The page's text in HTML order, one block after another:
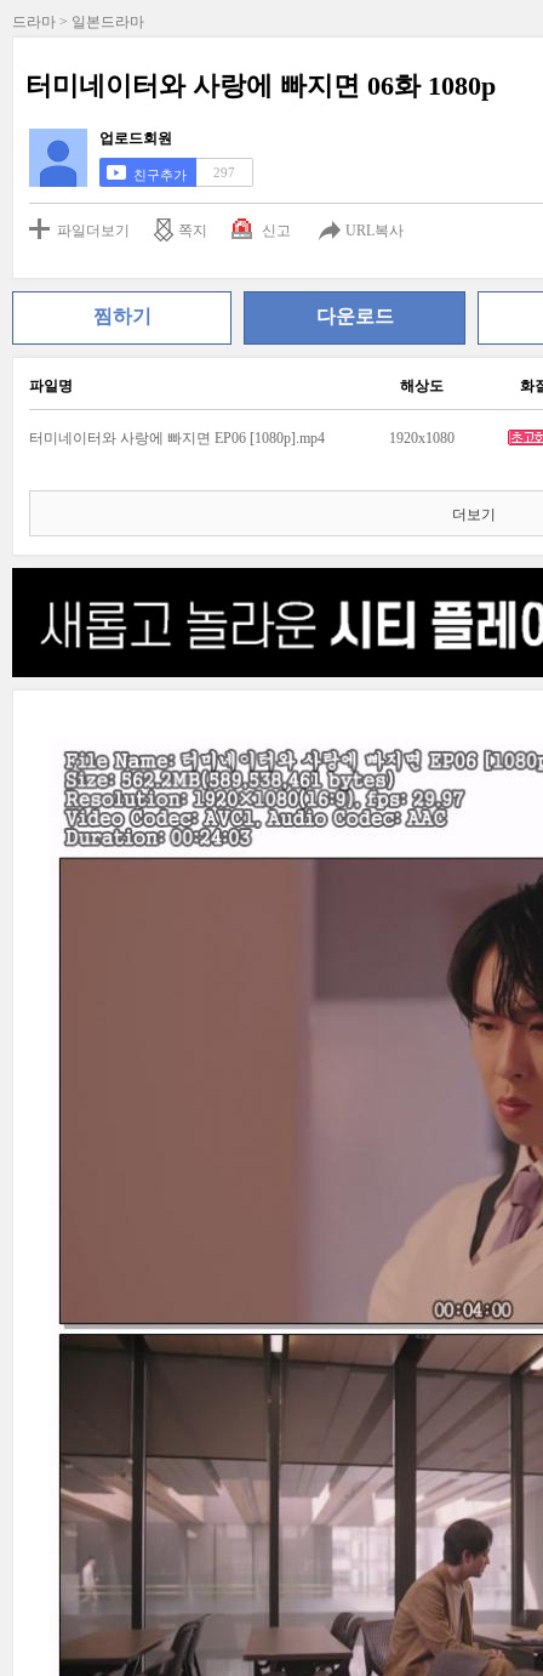
드라마 > 일본드라마
터미네이터와 사랑에 빠지면 06화 1080p
업로드회원
친구추가 297
파일더보기 쪽지 신고 URL복사
찜하기 다운로드
파일명 해상도 화
터미네이터와 사랑에 빠지면 EP06 [1080p].mp4 1920x1080
더보기